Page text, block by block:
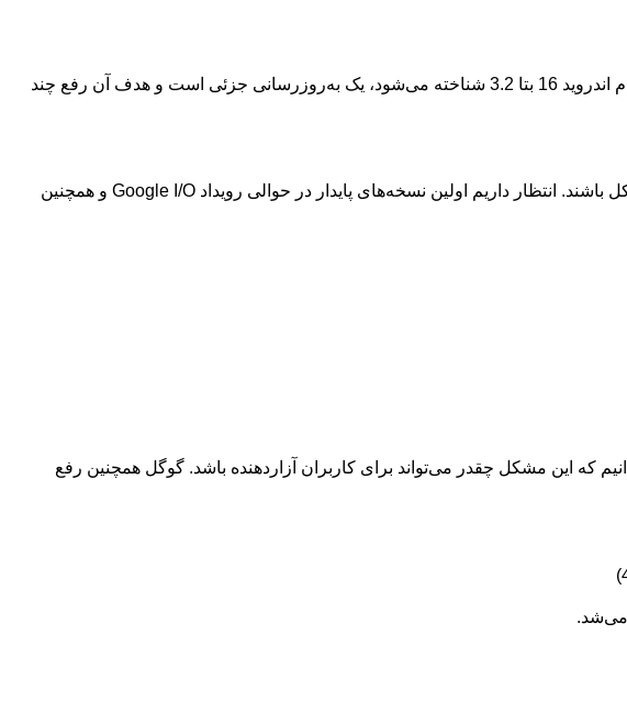
:تیم اندروید به‌روزرسانی جدیدی را برای اندروید 16 بتا منتشر کرده است. این به‌روزرسانی که با نام اندروید 16 بتا 3.2 شناخته می‌شود، یک به‌روزرسانی جزئی است و هدف آن رفع چند
با توجه به انتشار مداوم این به‌روزرسانی‌های رفع باگ، انتظار می‌رود نسخه‌های پایدار اندروید 16 بسیار پایدار و بدون مشکل باشند. انتظار داریم اولین نسخه‌های پایدار در حوالی رویداد Google I/O و همچنین
که این مشکل چقدر می‌تواند برای کاربران آزاردهنده باشد. گوگل همچنین رفع